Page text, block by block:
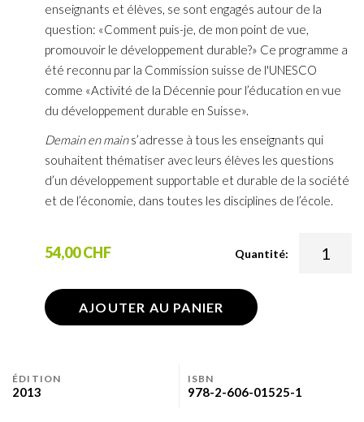
enseignants et élèves, se sont engagés autour de la
question: «Comment puis-je, de mon point de vue,
promouvoir le développement durable?» Ce programme a
été reconnu par la Commission suisse de l'UNESCO
comme «Activité de la Décennie pour l’éducation en vue
du développement durable en Suisse».
Demain en mains’adresse à tous les enseignants qui
souhaitent thématiser avec leurs élèves les questions
d’un développement supportable et durable de la société
et de l’économie, dans toutes les disciplines de l’école.
54,00 CHF Quantité:
AJOUTER AU PANIER
ÉDITION
2013
ISBN
978-2-606-01525-1